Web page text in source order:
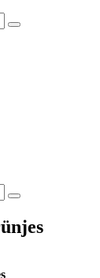
Suche absenden